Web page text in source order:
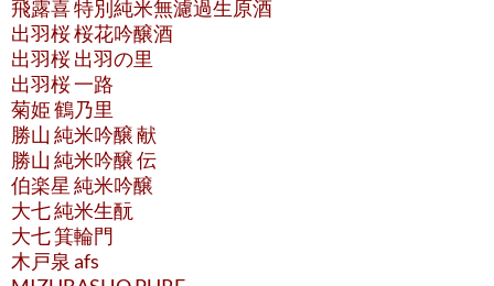
飛露喜 特別純米無濾過生原酒
出羽桜 桜花吟醸酒
出羽桜 出羽の里
出羽桜 一路
菊姫 鶴乃里
勝山 純米吟醸 献
勝山 純米吟醸 伝
伯楽星 純米吟醸
大七 純米生酛
大七 箕輪門
木戸泉 afs